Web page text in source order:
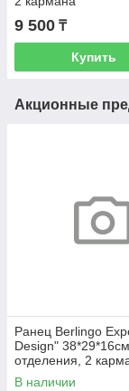
9 500 ₸
Купить
Акционные
Ранец Berlingo
Design"
отделения, 2
анатомическая
В наличии